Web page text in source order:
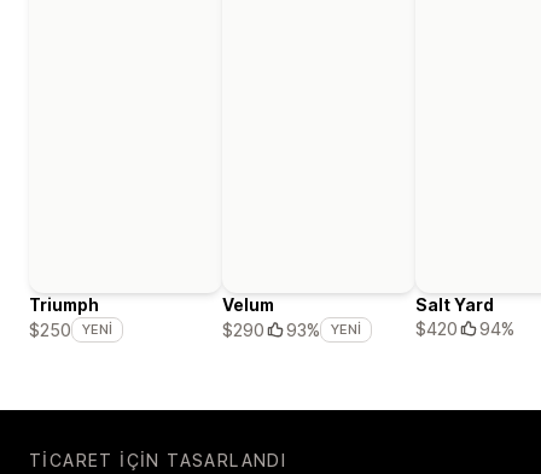
Triumph
$250
YENI
Velum
$290
93% YENI
Salt Yard
$420
94%
TICARET IÇIN TASARLANDI